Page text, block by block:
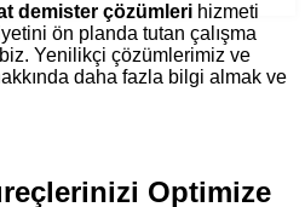
demister çözümlerihizmeti
ön planda tutan çalışma
Yenilikçi çözümlerimiz ve
daha fazla bilgi almak ve
Optimize